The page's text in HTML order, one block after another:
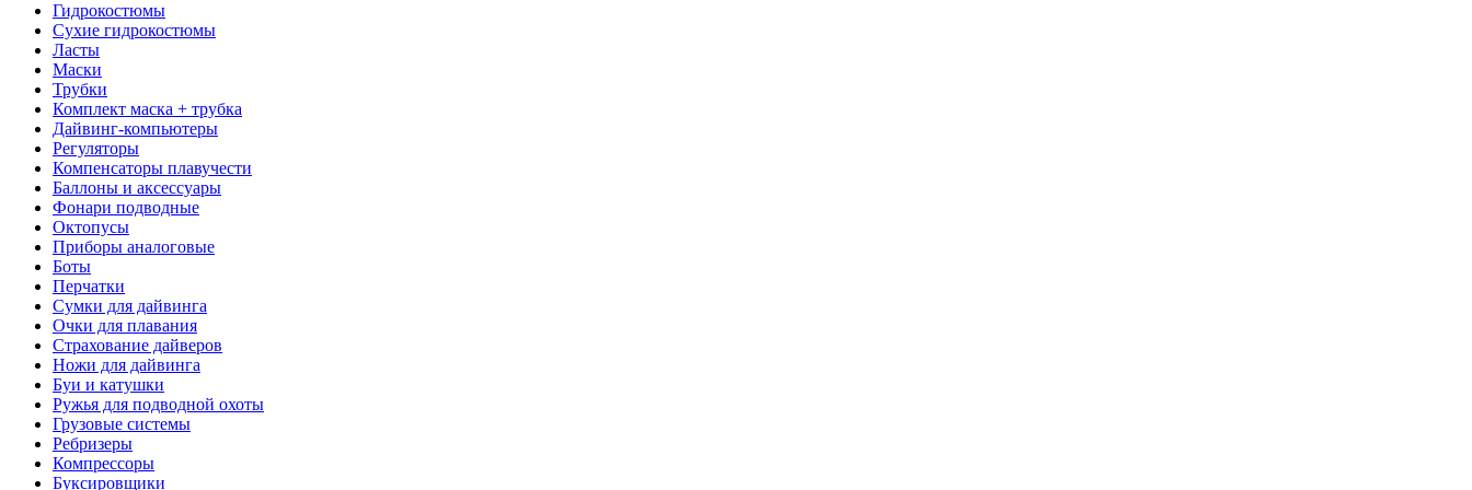
Гидрокостюмы
Сухие гидрокостюмы
Ласты
Маски
Трубки
Комплект маска + трубка
Дайвинг-компьютеры
Регуляторы
Компенсаторы плавучести
Баллоны и аксессуары
Фонари подводные
Октопусы
Приборы аналоговые
Боты
Перчатки
Сумки для дайвинга
Очки для плавания
Страхование дайверов
Ножи для дайвинга
Буи и катушки
Ружья для подводной охоты
Грузовые системы
Ребризеры
Компрессоры
Буксировщики